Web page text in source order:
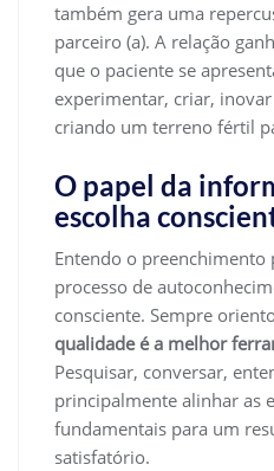
também gera uma
parceiro (a). A relação
que o paciente se
experimentar, criar,
criando um terreno fértil
O papel da
escolha
Entendo o
processo de
consciente. Sempre
qualidade é a melhor
Pesquisar, conversar,
principalmente alinhar as
fundamentais para um
satisfatório.